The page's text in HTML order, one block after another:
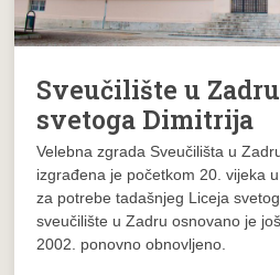
Sveučilište u
svetoga Dimitrija
Velebna zgrada Sveučilišta u
izgrađena je početkom 20. vijeka
za potrebe tadašnjeg Liceja
sveučilište u Zadru osnovano je
2002. ponovno obnovljeno.